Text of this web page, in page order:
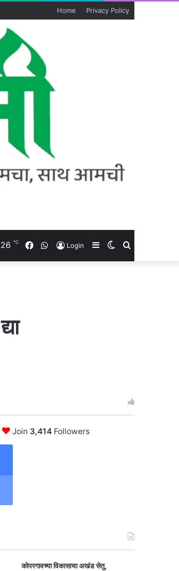
Home Privacy Policy
Search
Switch
Sidebar
Login
WhatsApp
Facebook
26 ℃
Join 3,414 Followers
कोपरगावच्या विकासाचा अखंड सेतु,